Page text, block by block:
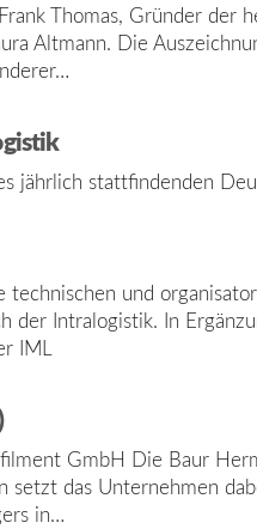
Thomas, Gründer der
Altmann. Die
jährlich stattfindenden
und
Intralogistik. In
IML
GmbH Die Baur
das Unternehmen
in…